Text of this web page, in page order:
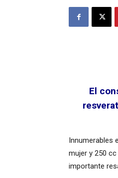
El
Innumerables
mujer y 250
importante